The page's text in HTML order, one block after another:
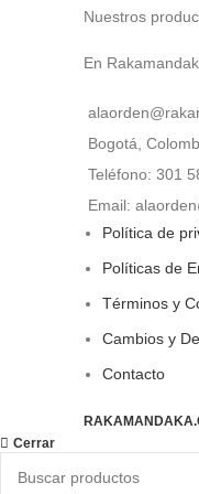
Nuestros
En
Bogotá,
Teléfono: 301
Email:
Política de
Políticas de
Términos y
Cambios y
Contacto
Cerrar